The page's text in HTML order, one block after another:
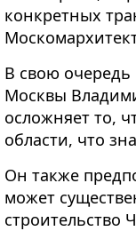
конкретных
В свою очередь
Москвы
осложняет то,
области, что
Он также
может
строительство